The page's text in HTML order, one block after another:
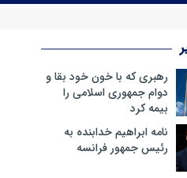
رهبری که با خون خود بقا و
دوام جمهوری اسلامی را
بیمه کرد
نامه ابراهیم خدابنده به
رئیس جمهور فرانسه